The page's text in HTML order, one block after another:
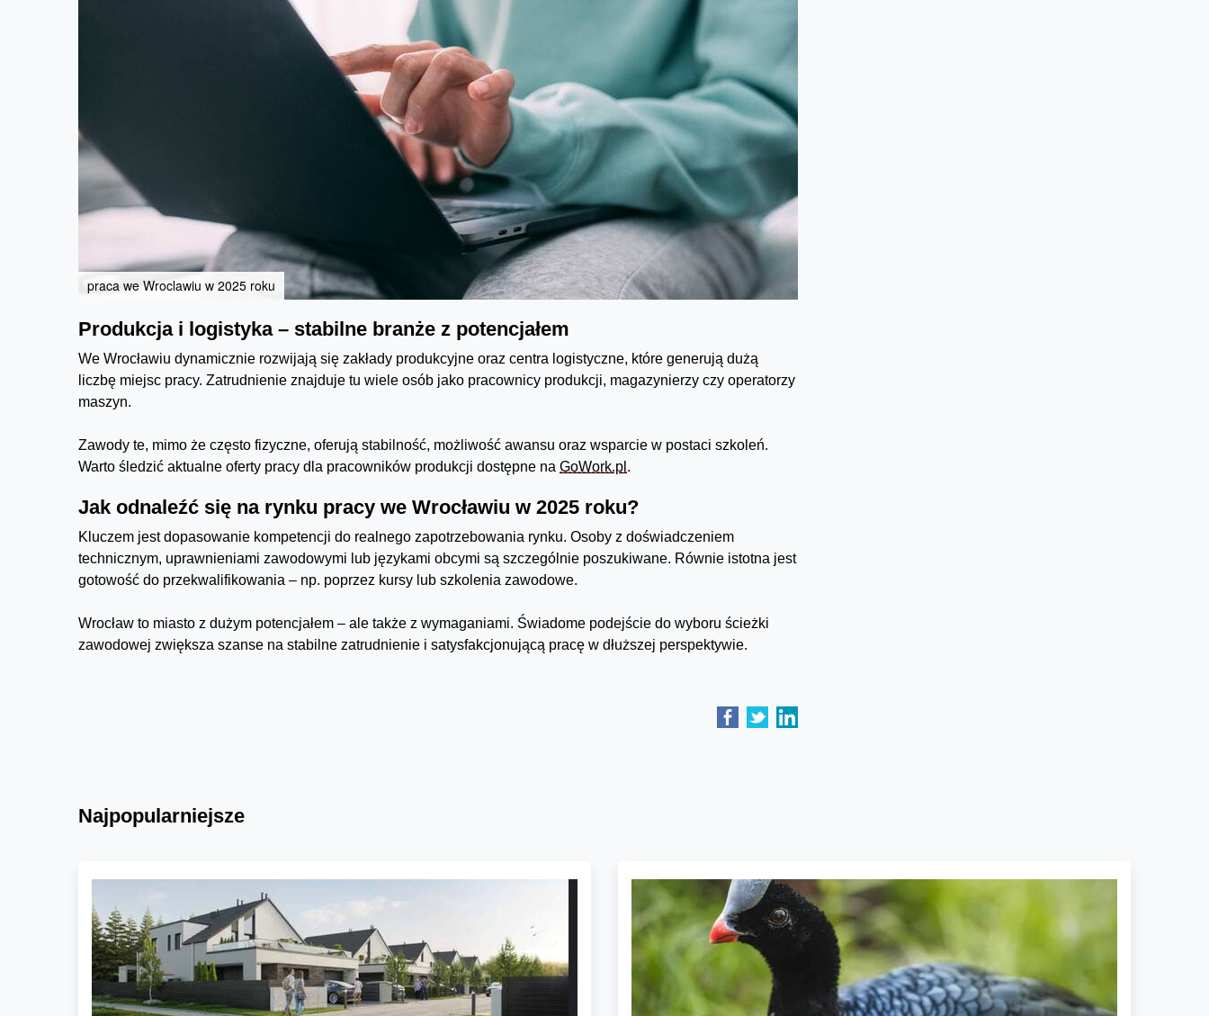
praca we Wroclawiu w 2025 roku
Produkcja i logistyka – stabilne branże z potencjałem
We Wrocławiu dynamicznie rozwijają się zakłady produkcyjne oraz centra logistyczne, które generują dużą
liczbę miejsc pracy. Zatrudnienie znajduje tu wiele osób jako pracownicy produkcji, magazynierzy czy operatorzy
maszyn.
Zawody te, mimo że często fizyczne, oferują stabilność, możliwość awansu oraz wsparcie w postaci szkoleń.
Warto śledzić aktualne oferty pracy dla pracowników produkcji dostępne na GoWork.pl .
Jak odnaleźć się na rynku pracy we Wrocławiu w 2025 roku?
Kluczem jest dopasowanie kompetencji do realnego zapotrzebowania rynku. Osoby z doświadczeniem
technicznym, uprawnieniami zawodowymi lub językami obcymi są szczególnie poszukiwane. Równie istotna jest
gotowość do przekwalifikowania – np. poprzez kursy lub szkolenia zawodowe.
Wrocław to miasto z dużym potencjałem – ale także z wymaganiami. Świadome podejście do wyboru ścieżki
zawodowej zwiększa szanse na stabilne zatrudnienie i satysfakcjonującą pracę w dłuższej perspektywie.
Najpopularniejsze